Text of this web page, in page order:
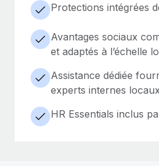
Protections intégrées
Avantages sociaux
et adaptés à l’échelle
Assistance dédiée
experts internes locaux
HR Essentials inclus